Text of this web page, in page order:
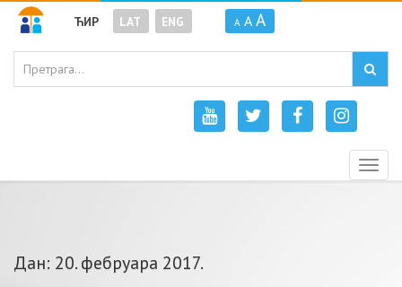
ЋИР LAT ENG A A A
Дан: 20. фебруара 2017.